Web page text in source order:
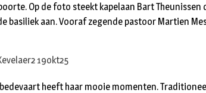
Op de foto steekt kapelaan Bart
basiliek aan. Vooraf zegende pastoor Martien
bedevaart heeft haar mooie momenten.